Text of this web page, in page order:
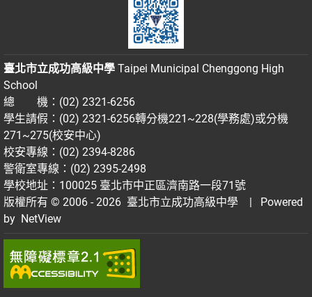
臺北市立成功高級中學 Taipei Municipal Chenggong High
School
總 機：(02) 2321-6256
學生請假：(02) 2321-6256轉分機221~228(學務處)或分機
271~275(校安中心)
校安專線：(02) 2394-8286
警衛室專線：(02) 2395-2498
學校地址：100025 臺北市中正區濟南路一段71號
版權所有 © 2006 - 2026 臺北市立成功高級中學
| Powered
by NetView